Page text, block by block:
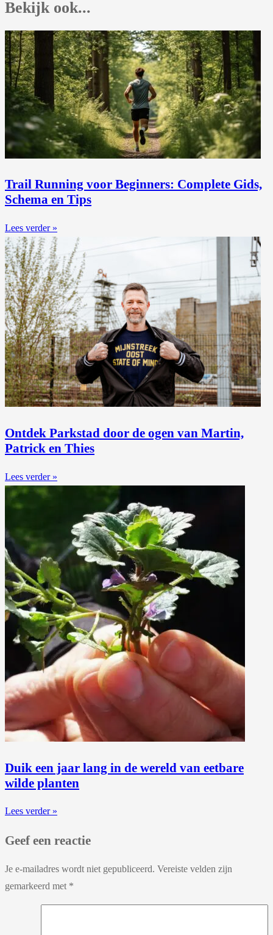
Bekijk ook...
Trail Running voor Beginners: Complete Gids,
Schema en Tips
Lees verder »
Ontdek Parkstad door de ogen van Martin,
Patrick en Thies
Lees verder »
Duik een jaar lang in de wereld van eetbare
wilde planten
Lees verder »
Geef een reactie
Je e-mailadres wordt niet gepubliceerd. Vereiste velden zijn
gemarkeerd met *